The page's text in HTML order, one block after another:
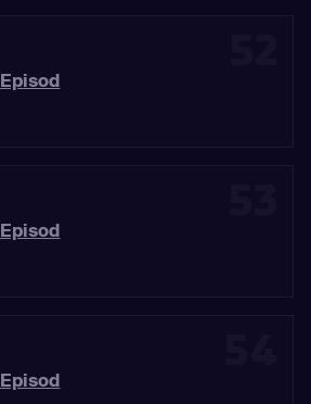
Episod
Episod
Episod